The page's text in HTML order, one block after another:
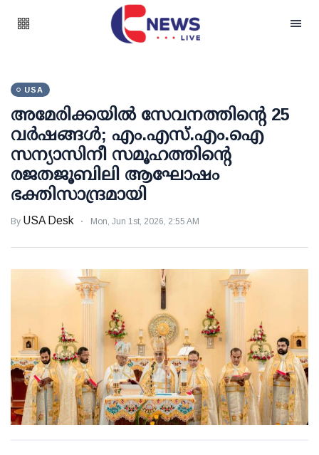
USA
അമേരിക്കയിൽ സേവനത്തിന്റെ 25
വർഷങ്ങൾ; എം.എസ്.എം.ഐ
സന്യാസിനീ സമൂഹത്തിന്റെ
രജതജൂബിലി ആഘോഷം
ഭക്തിസാന്ദ്രമായി
By USA Desk Mon, Jun 1st, 2026, 2:55 AM